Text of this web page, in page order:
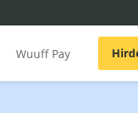
Wuuff Pay